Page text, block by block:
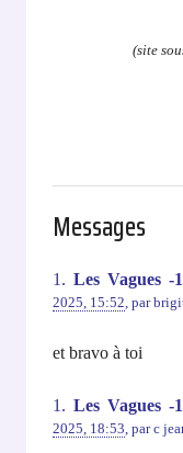
(site
Messages
1. Les Vagues -
2025, 15:52 ,par
et bravo à toi
1. Les Vagues -
2025, 18:53 ,parc